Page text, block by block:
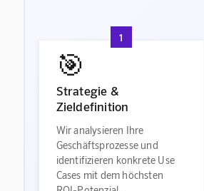
1
🎯
Strategie &
Zieldefinition
Wir analysieren Ihre
Geschäftsprozesse und
identifizieren konkrete Use
Cases mit dem höchsten